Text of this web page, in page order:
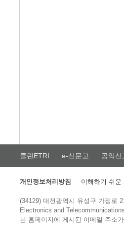
클린ETRI e-신문고 공익신
개인정보처리방침 이해하기 쉬운
(34129) 대전광역시 유성구 가정로
Electronics and
본 홈페이지에 게시된 이메일 주소